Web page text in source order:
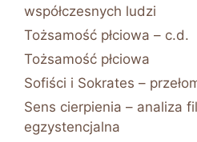
współczesnych ludzi
Tożsamość płciowa – c.d.
Tożsamość płciowa
Sofiści i Sokrates –
Sens cierpienia – analiza
egzystencjalna